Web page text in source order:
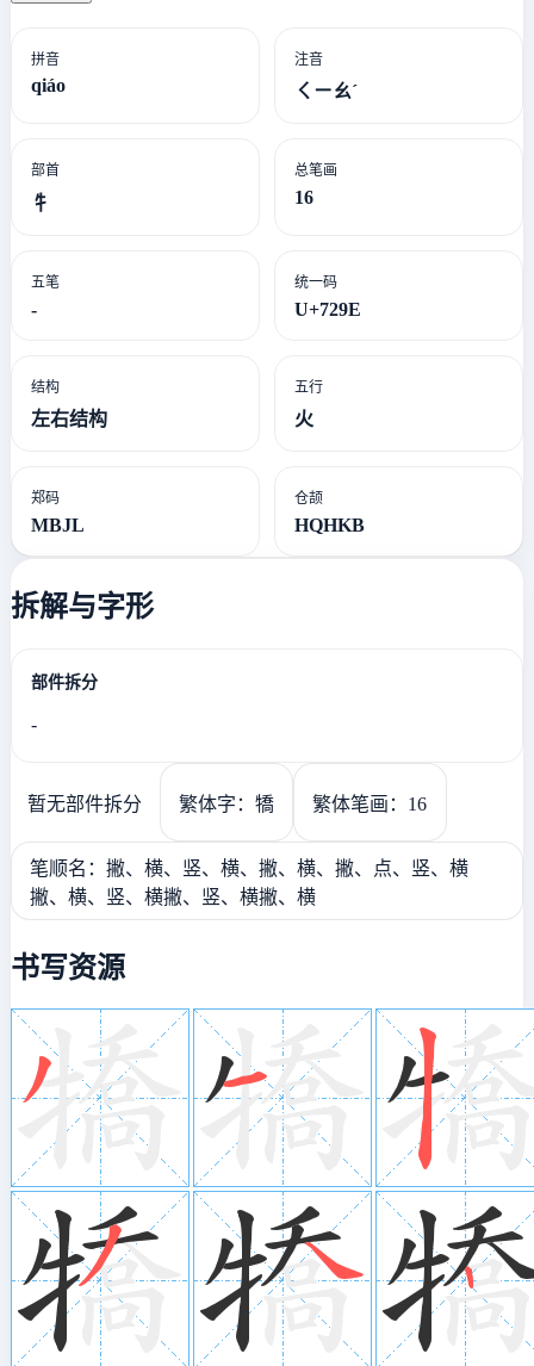
拼音
qiáo
注音
ㄑㄧㄠˊ
部首
牜
总笔画
16
五笔
-
统一码
U+729E
结构
左右结构
五行
火
郑码
MBJL
仓颉
HQHKB
拆解与字形
部件拆分
-
暂无部件拆分 繁体字：犞 繁体笔画：16
笔顺名：撇、横、竖、横、撇、横、撇、点、竖、横
撇、横、竖、横撇、竖、横撇、横
书写资源